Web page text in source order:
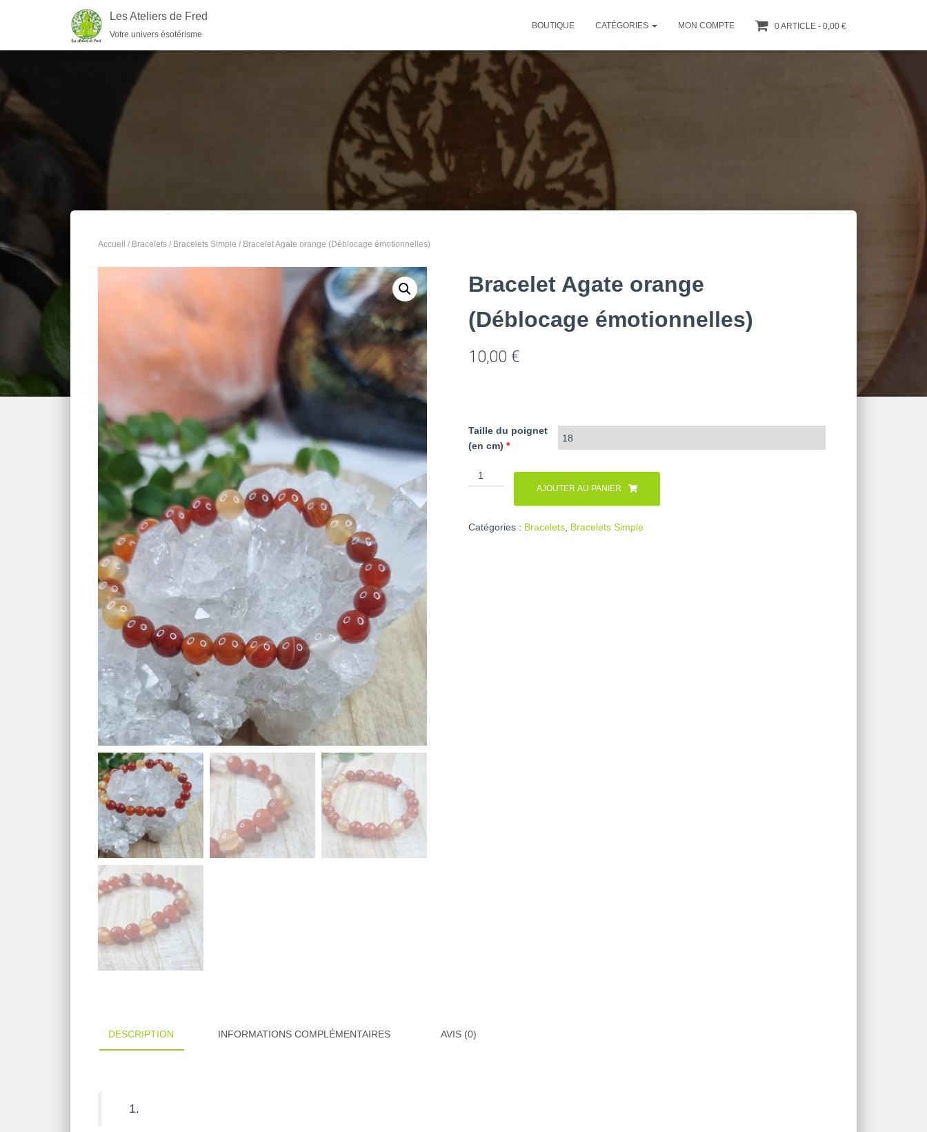
Les Ateliers de Fred
Votre univers ésotérisme
BOUTIQUE CATÉGORIES MON COMPTE 0 ARTICLE 0,00 €
Accueil / Bracelets / Bracelets Simple / Bracelet Agate orange (Déblocage émotionnelles)
Bracelet Agate orange
(Déblocage émotionnelles)
10,00 €
Taille du poignet
(en cm) *
quantité
de
orange
AJOUTER AU PANIER
Catégories : Bracelets Bracelets Simple
DESCRIPTION INFORMATIONS COMPLÉMENTAIRES AVIS (0)